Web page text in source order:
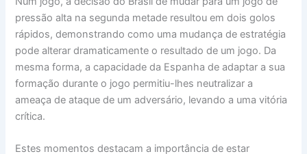
pressão alta na segunda metade resultou em dois golos
rápidos, demonstrando como uma mudança de estratégia
pode alterar dramaticamente o resultado de um jogo. Da
mesma forma, a capacidade da Espanha de adaptar a sua
formação durante o jogo permitiu-lhes neutralizar a
ameaça de ataque de um adversário, levando a uma vitória
crítica.
Estes momentos destacam a importância de estar